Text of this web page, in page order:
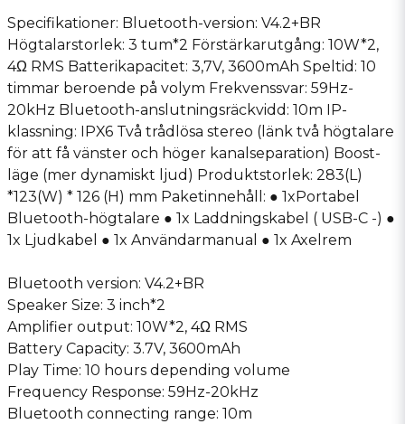
Specifikationer: Bluetooth-version: V4.2+BR
Högtalarstorlek: 3 tum*2 Förstärkarutgång: 10W*2,
4Ω RMS Batterikapacitet: 3,7V, 3600mAh Speltid: 10
timmar beroende på volym Frekvenssvar: 59Hz-
20kHz Bluetooth-anslutningsräckvidd: 10m IP-
klassning: IPX6 Två trådlösa stereo (länk två högtalare
för att få vänster och höger kanalseparation) Boost-
läge (mer dynamiskt ljud) Produktstorlek: 283(L)
*123(W) * 126 (H) mm Paketinnehåll: ● 1xPortabel
Bluetooth-högtalare ● 1x Laddningskabel ( USB-C -) ●
1x Ljudkabel ● 1x Användarmanual ● 1x Axelrem
Bluetooth version: V4.2+BR
Speaker Size: 3 inch*2
Amplifier output: 10W*2, 4Ω RMS
Battery Capacity: 3.7V, 3600mAh
Play Time: 10 hours depending volume
Frequency Response: 59Hz-20kHz
Bluetooth connecting range: 10m